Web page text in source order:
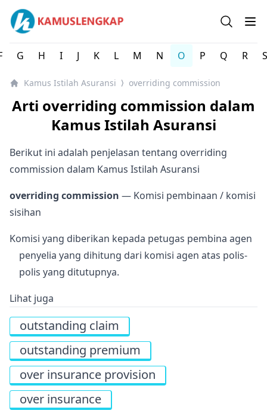
Kamus Istilah Asuransi Indonesia Lengkap
Open
G H I J K L M N O P Q R S
Kamus Istilah Asuransi ⟩ overriding commission
Arti overriding commission dalam
Kamus Istilah Asuransi
Berikut ini adalah penjelasan tentang overriding
commission dalam Kamus Istilah Asuransi
overriding commission — Komisi pembinaan / komisi
sisihan
Komisi yang diberikan kepada petugas pembina agen
penyelia yang dihitung dari komisi agen atas polis-
polis yang ditutupnya.
Lihat juga
outstanding claim
outstanding premium
over insurance provision
over insurance